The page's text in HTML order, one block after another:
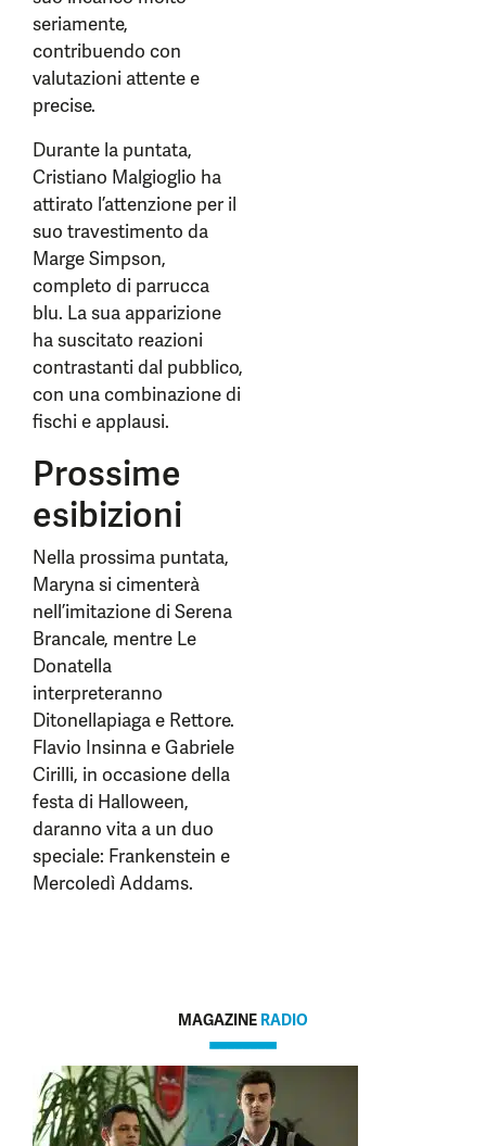
seriamente,
contribuendo con
valutazioni attente e
precise.
Durante la puntata,
Cristiano Malgioglio ha
attirato l’attenzione per il
suo travestimento da
Marge Simpson,
completo di parrucca
blu. La sua apparizione
ha suscitato reazioni
contrastanti dal pubblico,
con una combinazione di
fischi e applausi.
Prossime
esibizioni
Nella prossima puntata,
Maryna si cimenterà
nell’imitazione di Serena
Brancale, mentre Le
Donatella
interpreteranno
Ditonellapiaga e Rettore.
Flavio Insinna e Gabriele
Cirilli, in occasione della
festa di Halloween,
daranno vita a un duo
speciale: Frankenstein e
Mercoledì Addams.
MAGAZINE RADIO